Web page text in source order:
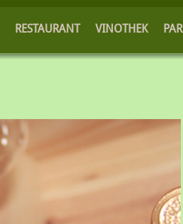
RESTAURANT VINOTHEK